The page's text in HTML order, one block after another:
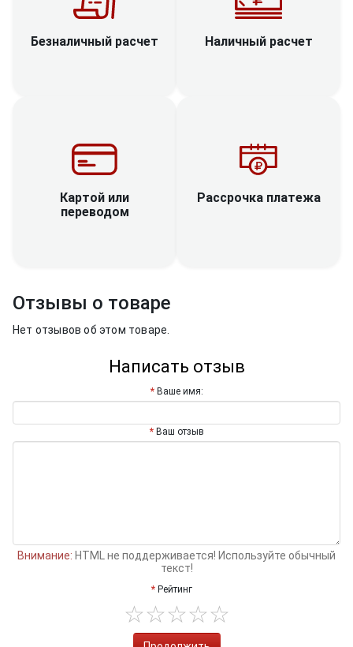
Безналичный расчет Наличный расчет
Картой или
переводом
Рассрочка платежа
Отзывы о товаре
Нет отзывов об этом товаре.
Написать отзыв
Ваше имя:
Ваш отзыв
Внимание: HTML не поддерживается! Используйте обычный
текст!
Рейтинг